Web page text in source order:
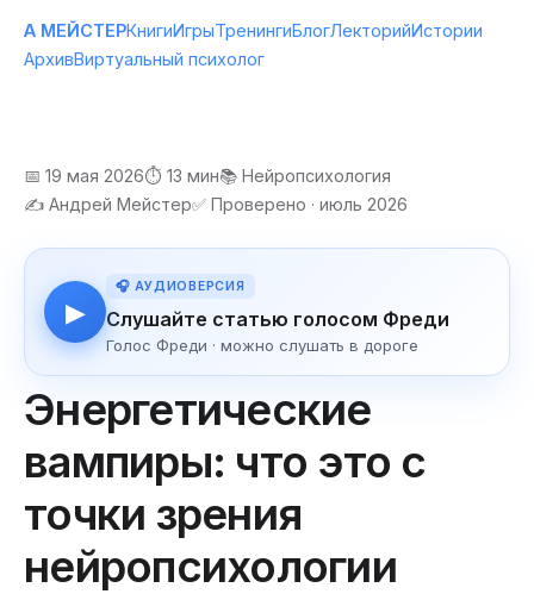
А МЕЙСТЕРКнигиИгрыТренингиБлогЛекторийИстории
АрхивВиртуальный психолог
📅 19 мая 2026⏱️ 13 мин📚 Нейропсихология
✍️ Андрей Мейстер✅ Проверено · июль 2026
▶
🎧 АУДИОВЕРСИЯ
Слушайте статью голосом Фреди
Голос Фреди · можно слушать в дороге
Энергетические
вампиры: что это с
точки зрения
нейропсихологии